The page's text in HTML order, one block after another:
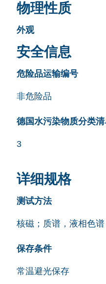
物理性质
外观
安全信息
危险品运输编号
非危险品
德国水污染物质分类
3
详细规格
测试方法
核磁；质谱，液相色谱
保存条件
常温避光保存